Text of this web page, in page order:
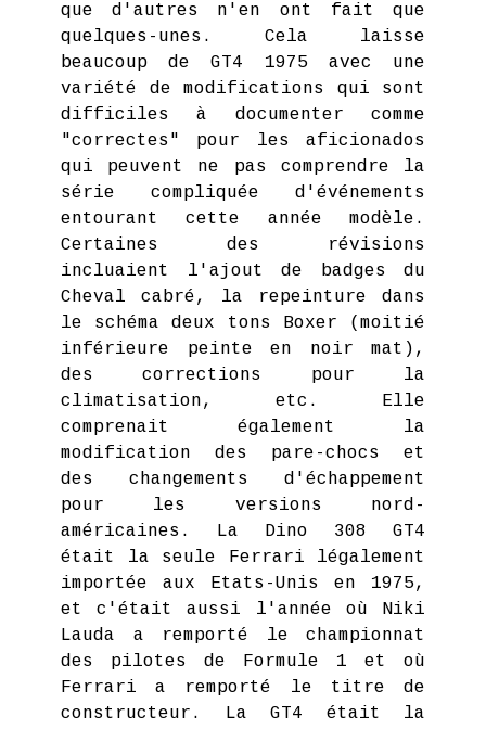
que d'autres n'en ont fait que
quelques-unes. Cela laisse
beaucoup de GT4 1975 avec une
variété de modifications qui sont
difficiles à documenter comme
"correctes" pour les aficionados
qui peuvent ne pas comprendre la
série compliquée d'événements
entourant cette année modèle.
Certaines des révisions
incluaient l'ajout de badges du
Cheval cabré, la repeinture dans
le schéma deux tons Boxer (moitié
inférieure peinte en noir mat),
des corrections pour la
climatisation, etc. Elle
comprenait également la
modification des pare-chocs et
des changements d'échappement
pour les versions nord-
américaines. La Dino 308 GT4
était la seule Ferrari légalement
importée aux Etats-Unis en 1975,
et c'était aussi l'année où Niki
Lauda a remporté le championnat
des pilotes de Formule 1 et où
Ferrari a remporté le titre de
constructeur. La GT4 était la